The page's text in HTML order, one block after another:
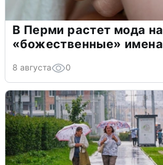
В Перми растет мода на
«божественные» имена
8 августа 0